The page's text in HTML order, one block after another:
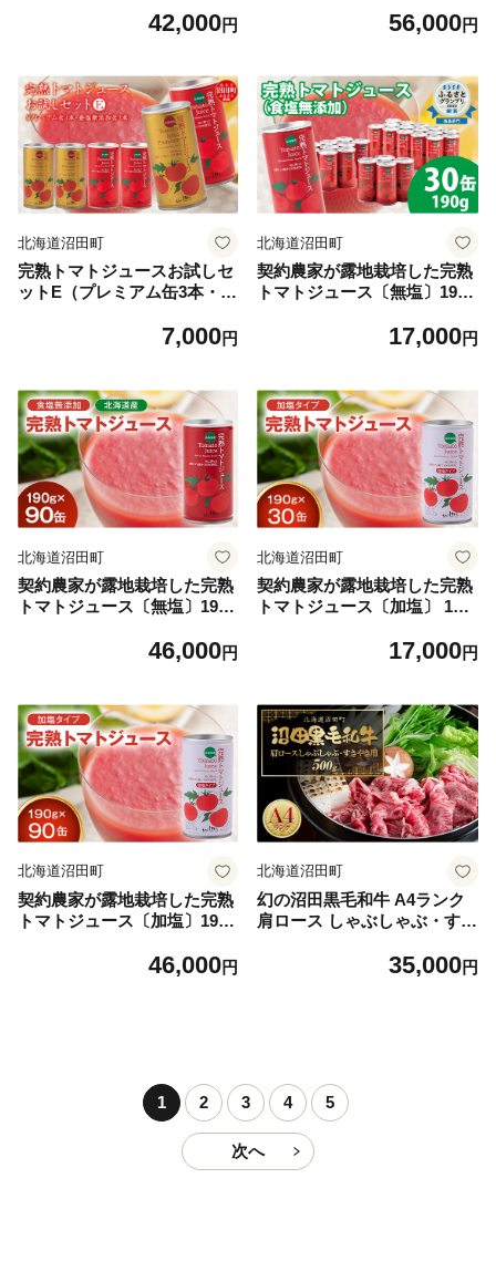
国産 北海道産 とまと 野菜ジ
リ銀賞 n-0058
42,000円
道産 ヘルシーDo認定 ESSE
56,000円
北海道沼田町
完熟トマトジュースお試しセ
ットE（プレミアム缶3本・無
北海道産 とまと 野菜ジュー
賞 n-0043
7,000円
北海道沼田町
契約農家が露地栽培した完熟
トマトジュース〔無塩〕190g
海道産 とまと 野菜ジュース
n-0017
17,000円
北海道沼田町
契約農家が露地栽培した完熟
トマトジュース〔無塩〕190g
海道産 とまと 野菜ジュース
n-0036
46,000円
北海道沼田町
契約農家が露地栽培した完熟
トマトジュース〔加塩〕 190
北海道産 とまと 野菜ジュー
17,000円
北海道沼田町
契約農家が露地栽培した完熟
トマトジュース〔加塩〕190g
海道産 とまと 野菜ジュース
46,000円
北海道沼田町
幻の沼田黒毛和牛 A4ランク
肩ロース しゃぶしゃぶ・すき
35,000円
1 2 3 4 5
次へ